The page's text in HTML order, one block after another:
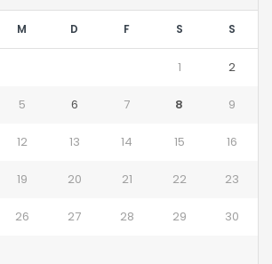
M D F S S
1 2
5 6 7 8 9
12 13 14 15 16
19 20 21 22 23
26 27 28 29 30